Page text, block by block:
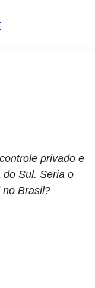
privado e
do Sul. Seria o
Brasil?